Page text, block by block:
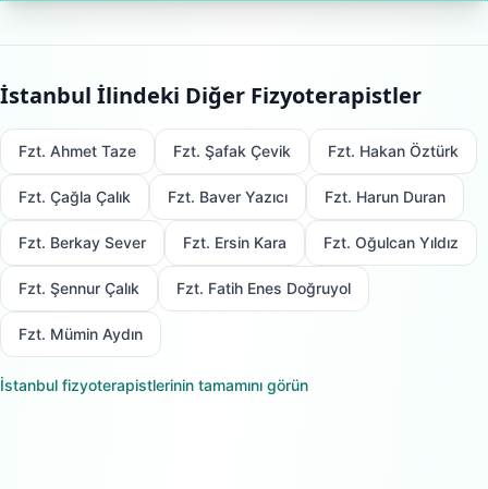
İstanbul İlindeki Diğer Fizyoterapistler
Fzt. Ahmet Taze Fzt. Şafak Çevik Fzt. Hakan Öztürk
Fzt. Çağla Çalık Fzt. Baver Yazıcı Fzt. Harun Duran
Fzt. Berkay Sever Fzt. Ersin Kara Fzt. Oğulcan Yıldız
Fzt. Şennur Çalık Fzt. Fatih Enes Doğruyol
Fzt. Mümin Aydın
İstanbul fizyoterapistlerinin tamamını görün